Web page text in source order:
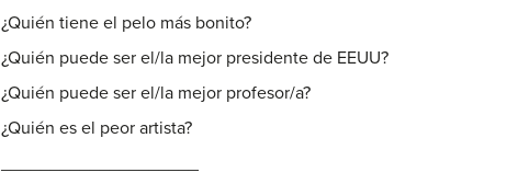
¿Quién tiene el pelo más bonito?
¿Quién puede ser el/la mejor presidente de EEUU?
¿Quién puede ser el/la mejor profesor/a?
¿Quién es el peor artista?